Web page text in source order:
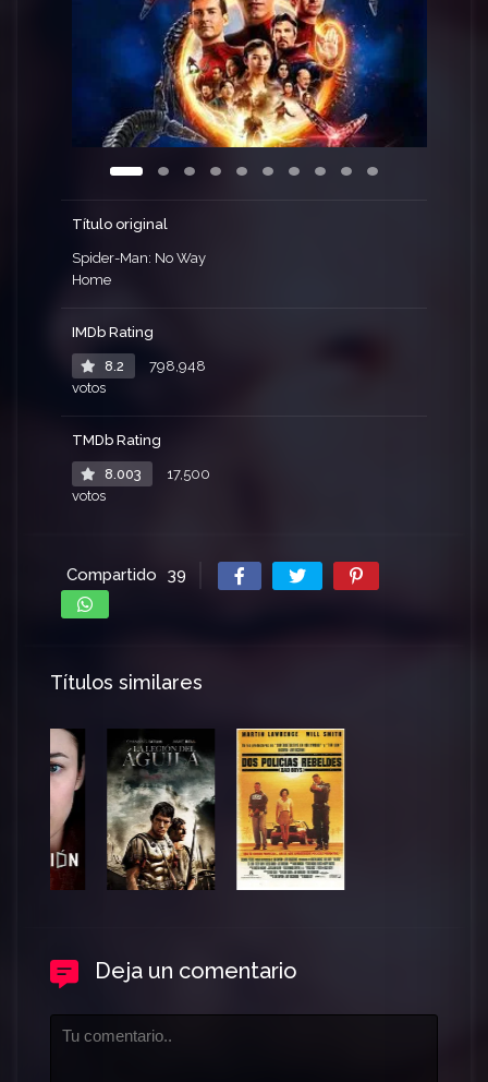
Título original
Spider-Man: No Way
Home
IMDb Rating
8.2
798,948
votos
TMDb Rating
8.003
17,500
votos
Compartido 39
Títulos similares
Deja un comentario